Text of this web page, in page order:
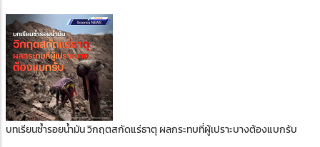
บทเรียนซ้ำรอยน้ำมัน วิกฤตสกัดแร่ธาตุ ผลกระทบที่ผู้เปราะบางต้องแบกรับ